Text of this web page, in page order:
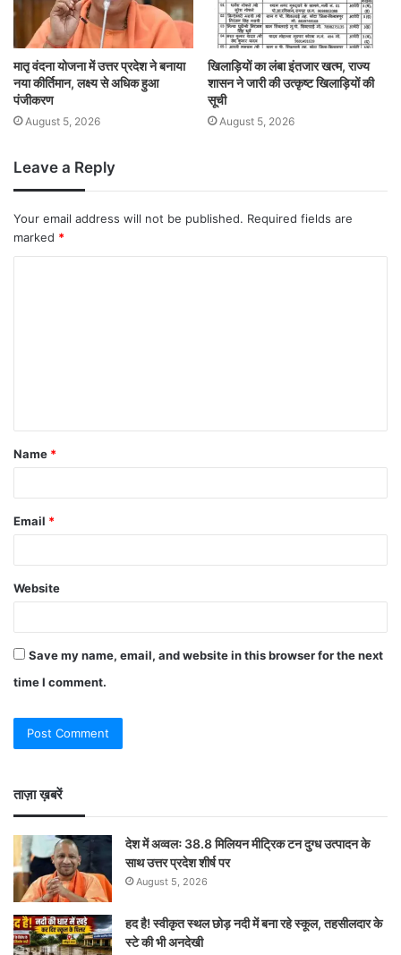
मातृ वंदना योजना में उत्तर प्रदेश ने बनाया
नया कीर्तिमान, लक्ष्य से अधिक हुआ
पंजीकरण
August 5, 2026
खिलाड़ियों का लंबा इंतजार खत्म, राज्य
शासन ने जारी की उत्कृष्ट खिलाड़ियों की
सूची
August 5, 2026
Leave a Reply
Your email address will not be published. Required fields are
marked *
Name *
Email *
Website
Save my name, email, and website in this browser for the next
time I comment.
ताज़ा ख़बरें
देश में अव्वलः 38.8 मिलियन मीट्रिक टन दुग्ध उत्पादन के
साथ उत्तर प्रदेश शीर्ष पर
August 5, 2026
हद है! स्वीकृत स्थल छोड़ नदी में बना रहे स्कूल, तहसीलदार के
स्टे की भी अनदेखी